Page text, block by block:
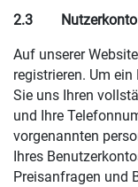
2.3 Nutzerkonto
Auf unserer
registrieren. Um
Sie uns Ihren
und Ihre
vorgenannten
Ihres
Preisanfragen und